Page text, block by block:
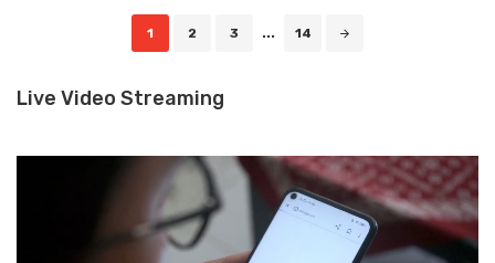
1 2 3 ... 14
Live Video Streaming